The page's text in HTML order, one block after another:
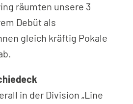
räumten unsere 3
Debüt als
gleich kräftig Pokale
in der Division „Line